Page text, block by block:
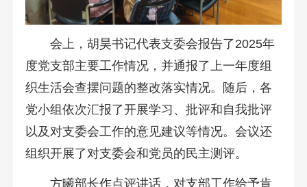
会上，胡昊书记代表支委会报告了2025年
度党支部主要工作情况，并通报了上一年度组
织生活会查摆问题的整改落实情况。随后，各
党小组依次汇报了开展学习、批评和自我批评
以及对支委会工作的意见建议等情况。会议还
组织开展了对支委会和党员的民主测评。
方曦部长作点评讲话，对支部工作给予肯